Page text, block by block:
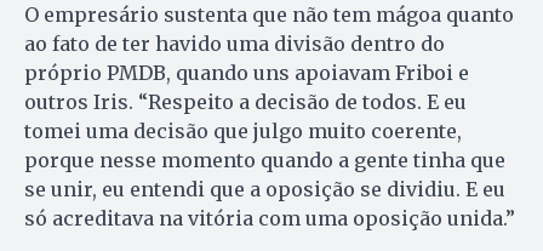
O empresário sustenta que não tem mágoa quanto
ao fato de ter havido uma divisão dentro do
próprio PMDB, quando uns apoiavam Friboi e
outros Iris. “Respeito a decisão de todos. E eu
tomei uma decisão que julgo muito coerente,
porque nesse momento quando a gente tinha que
se unir, eu entendi que a oposição se dividiu. E eu
só acreditava na vitória com uma oposição unida.”